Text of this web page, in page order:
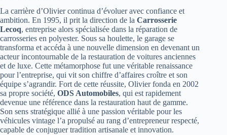
La carrière d’Olivier continua d’évoluer avec confiance et
ambition. En 1995, il prit la direction de la Carrosserie
Lecoq, entreprise alors spécialisée dans la réparation de
carrosseries en polyester. Sous sa houlette, le garage se
transforma et accéda à une nouvelle dimension en devenant un
acteur incontournable de la restauration de voitures anciennes
et de luxe. Cette métamorphose fut une véritable renaissance
pour l’entreprise, qui vit son chiffre d’affaires croître et son
équipe s’agrandir. Fort de cette réussite, Olivier fonda en 2002
sa propre société, ODS Automobiles, qui est rapidement
devenue une référence dans la restauration haut de gamme.
Son sens stratégique allié à une passion véritable pour les
véhicules vintage l’a propulsé au rang d’entrepreneur respecté,
capable de conjuguer tradition artisanale et innovation.